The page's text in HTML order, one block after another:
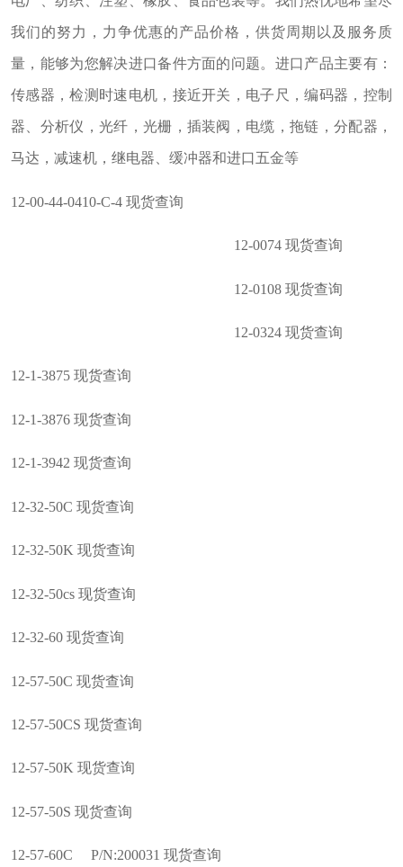
我们的努力，力争优惠的产品价格，供货周期以及服务质
量，能够为您解决进口备件方面的问题。进口产品主要有：
传感器，检测时速电机，接近开关，电子尺，编码器，控制
器、分析仪，光纤，光栅，插装阀，电缆，拖链，分配器，
马达，减速机，继电器、缓冲器和进口五金等
12-00-44-0410-C-4 现货查询
12-0074 现货查询
12-0108 现货查询
12-0324 现货查询
12-1-3875 现货查询
12-1-3876 现货查询
12-1-3942 现货查询
12-32-50C 现货查询
12-32-50K 现货查询
12-32-50cs 现货查询
12-32-60 现货查询
12-57-50C 现货查询
12-57-50CS 现货查询
12-57-50K 现货查询
12-57-50S 现货查询
12-57-60C P/N:200031 现货查询